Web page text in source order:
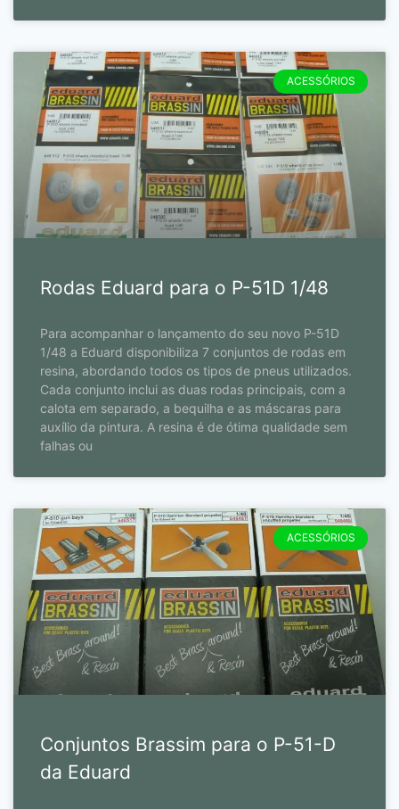
ACESSÓRIOS
Rodas Eduard para o P-51D 1/48
Para acompanhar o lançamento do seu novo P-51D
1/48 a Eduard disponibiliza 7 conjuntos de rodas em
resina, abordando todos os tipos de pneus utilizados.
Cada conjunto inclui as duas rodas principais, com a
calota em separado, a bequilha e as máscaras para
auxílio da pintura. A resina é de ótima qualidade sem
falhas ou
ACESSÓRIOS
Conjuntos Brassim para o P-51-D
da Eduard